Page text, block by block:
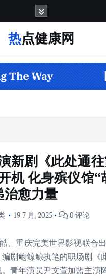
热点健康网
新剧《此处通
机 化身殡仪馆“
治愈力量
19 7 月, 2025 0 评论
、重庆完美世界影视联合
剧鲍鲸鲸执笔的职场剧《
青年演员尹文萱加盟主演